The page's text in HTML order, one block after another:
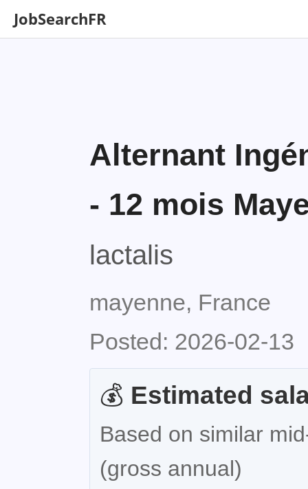
JobSearchFR
Alternant
- 12 mois
lactalis
mayenne, France
Posted: 2026-02-13
💰 Estimated
Based on similar
(gross annual)